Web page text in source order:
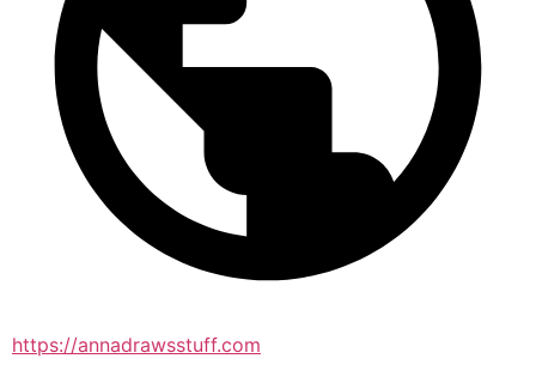
https://annadrawsstuff.com